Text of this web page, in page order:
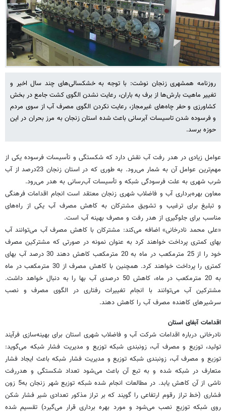
روزنامه همشهری زنجان نوشت: با توجه به خشکسالی‌های چند سال اخیر و
تغییر ماهیت بارش‌ها از برف به باران، رعایت نشدن الگوی کشت جامع در بخش
کشاورزی و حفر چاه‌های غیرمجاز، رعایت نکردن الگوی مصرف آب از سوی مردم
و فرسوده شدن تاسیسات آبرسانی باعث شده استان زنجان به مرز بحران در این
حوزه برسد.
عوامل زیادی در هدر رفت آب نقش دارد که شکستگی و تأسیسات فرسوده یکی از
مهم‌ترین عوامل آن به شمار می‌رود. به طوری که در استان زنجان 23درصد از آب
شرب شهری به علت فرسودگی شبکه و تأسیسات آب‌رسانی به هدر می‌رود.
معاون بهره‌برداری آب و فاضلاب شهری زنجان معتقد است انجام اقدامات فرهنگی
و تبلیغ برای ترغیب و تشویق مشترکان به کاهش مصرف آب یکی از راه‌های
مناسب برای جلوگیری از هدر رفت و مصرف بهینه آب است.
«علی محمد نادرخانی» اضافه می‌کند: مشترکان با کاهش مصرف آب می‌توانند آب
بهای کمتری پرداخت خواهند کرد به عنوان نمونه در صورتی که مشترکین مصرف
خود را از 25 مترمکعب در ماه به 20 مترمکعب کاهش دهند 30 درصد آب بهای
کمتری را پرداخت خواهند کرد. همچنین با کاهش مصرف از 30 مترمکعب در ماه
به 20 مترمکعب در ماه، کاهش 50 درصدی آب بها را به دنبال خواهد داشت.
مشترکین آب می‌توانند با انجام تغییرات رفتاری در الگوی مصرف و نصب
سرشیرهای کاهنده مصرف آب را کاهش دهند.
اقدامات آبفای استان
نادرخانی درباره اقدامات شرکت آب و فاضلاب شهری استان برای بهینه‌سازی فرآیند
تولید، توزیع و مصرف آب، زونبندی شبکه توزیع و مدیریت فشار شبکه می‌گوید:
توزیع و مصرف آب، زونبندی شبکه توزیع و مدیریت فشار شبکه باعث ایجاد فشار
متعارف در شبکه شده و به تبع آن باعث می‌شود تعداد شکستگی و هدررفت
ناشی از آن کاهش یابد. در مطالعات انجام شده شبکه توزیع شهر زنجان به5 زون
فشاری (خط تراز رقوم ارتفاعی را گویند كه بر تراز مذكور تعدادی شیر فشار شكن
روی شبكه توزیع نصب می‌شود و مورد بهره برداری قرار می‌گیرد) تقسیم شده